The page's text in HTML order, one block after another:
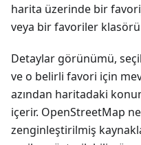
harita üzerinde bir
veya bir favoriler
Detaylar görünümü,
ve o belirli favori için
azından haritadaki
içerir. OpenStreetMap
zenginleştirilmiş